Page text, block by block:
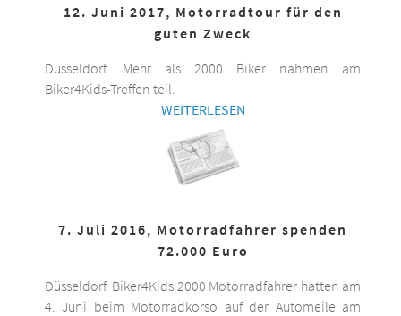
12. Juni 2017, Motorradtour für den
guten Zweck
Düsseldorf. Mehr als 2000 Biker nahmen am
Biker4Kids-Treffen teil.
WEITERLESEN
7. Juli 2016, Motorradfahrer spenden
72.000 Euro
Düsseldorf. Biker4Kids 2000 Motorradfahrer hatten am
4. Juni beim Motorradkorso auf der Automeile am